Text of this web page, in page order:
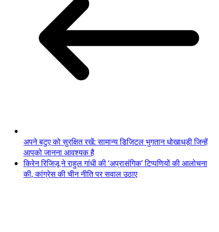
अपने बटुए को सुरक्षित रखें: सामान्य डिजिटल भुगतान धोखाधड़ी जिन्हें
आपको जानना आवश्यक है
किरेन रिजिजू ने राहुल गांधी की ‘अप्रासंगिक’ टिप्पणियों की आलोचना
की, कांग्रेस की चीन नीति पर सवाल उठाए